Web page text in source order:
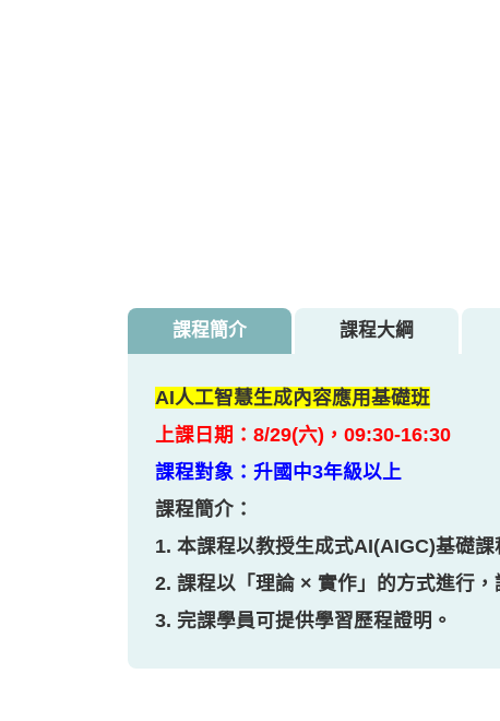
課程簡介 課程大綱
AI人工智慧生成內容應用基礎班
上課日期：8/29(六)，09:30-16:30
課程對象：升國中3年級以上
課程簡介：
1. 本課程以教授生成式AI(AIGC)基礎
2. 課程以「理論 × 實作」
3. 完課學員可提供學習歷程證明。